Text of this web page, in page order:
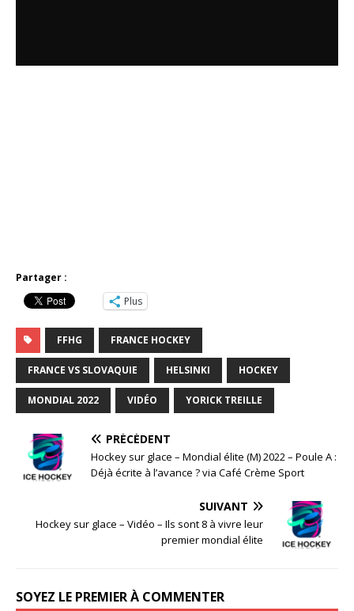
Partager :
Plus
FFHG FRANCE HOCKEY
FRANCE VS SLOVAQUIE HELSINKI HOCKEY
MONDIAL 2022 VIDÉO YORICK TREILLE
PRÉCÉDENT
Hockey sur glace – Mondial élite (M) 2022 – Poule A :
Déjà écrite à l’avance ? via Café Crème Sport
SUIVANT
Hockey sur glace – Vidéo – Ils sont 8 à vivre leur
premier mondial élite
SOYEZ LE PREMIER À COMMENTER